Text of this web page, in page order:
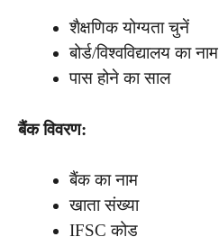
शैक्षणिक योग्यता चुनें
बोर्ड/विश्वविद्यालय का नाम
पास होने का साल
बैंक विवरण:
बैंक का नाम
खाता संख्या
IFSC कोड